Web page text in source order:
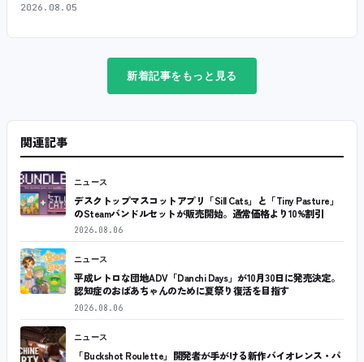
2026.08.05
新着記事をもっと見る
関連記事
ニュース
デスクトップマスコットアプリ「Sill Cats」と「Tiny Pasture」
のSteamバンドルセットが販売開始。通常価格より10%割引
2026.08.06
ニュース
平成レトロな団地ADV「Danchi Days」が10月30日に発売決定。
認知症のおばあちゃんのために夏祭り復活を目指す
2026.08.06
ニュース
「Buckshot Roulette」開発者が手がける新作バイオレンス・パ